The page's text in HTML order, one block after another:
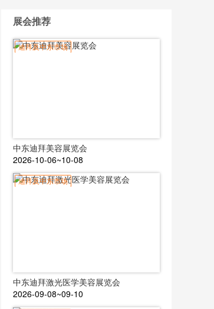
展会推荐
迪拜及中东市场
中东迪拜美容展览会
2026-10-06~10-08
迪拜及中东市场
中东迪拜激光医学美容展览会
2026-09-08~09-10